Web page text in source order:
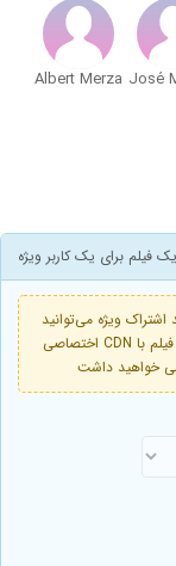
José
Albert Merza
ویژه می‌توانید
هر 2 ساعت یک‌بار درخواست همگام‌سازی لینک‌های این فیلم با CDN اختصاصی
خواهید داشت